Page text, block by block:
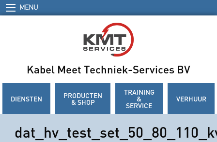
MENU
Kabel Meet Techniek-Services BV
DIENSTEN PRODUCTEN
& SHOP
TRAINING
&
SERVICE
VERHUUR